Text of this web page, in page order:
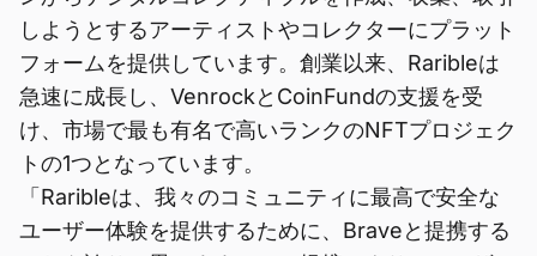
しようとするアーティストやコレクターにプラット
フォームを提供しています。創業以来、Raribleは
急速に成長し、VenrockとCoinFundの支援を受
け、市場で最も有名で高いランクのNFTプロジェク
トの1つとなっています。
「Raribleは、我々のコミュニティに最高で安全な
ユーザー体験を提供するために、Braveと提携する